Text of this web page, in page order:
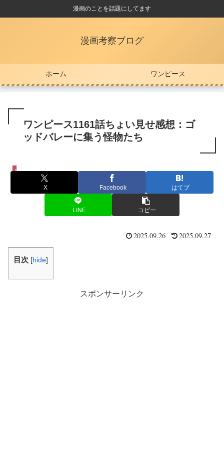
漫画のことを話題にしてます
漫画考察ブログ
ホーム ワンピース
ワンピース1161話ちょい見せ感想：ゴ
ッドバレーに集う怪物たち
ワンピース
X Facebook はてブ
LINE コピー
2025.09.26 2025.09.27
目次 [hide]
スポンサーリンク